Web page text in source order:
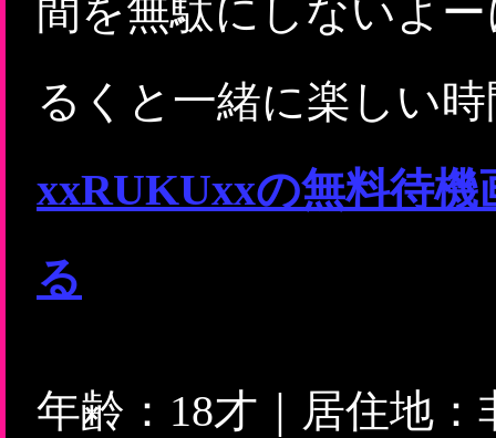
間を無駄にしないよ
るくと一緒に楽しい
xxRUKUxxの無料待
る
年齢：18才｜居住地